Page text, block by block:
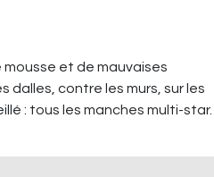
et de mauvaises
dalles, contre les murs, sur les
: tous les manches multi-star.